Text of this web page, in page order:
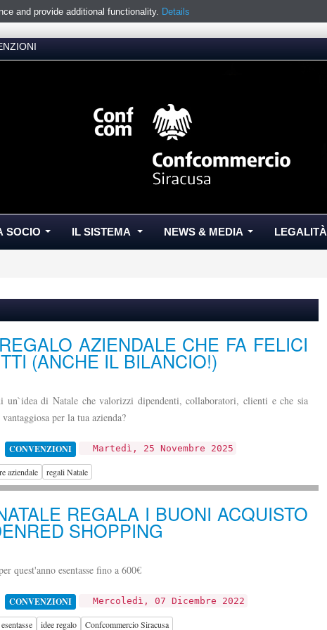
SOCIO IL SISTEMA NEWS & MEDIA LEGALITÀ
AZIENDALE CHE FA FELICI
(ANCHE IL BILANCIO!)
un`idea di Natale che valorizzi dipendenti, collaboratori, clienti e che sia
vantaggiosa per la tua azienda?
CONVENZIONI Martedì, 25 Novembre 2025
aziendale regali Natale
REGALA I BUONI ACQUISTO
SHOPPING
quest'anno esentasse fino a 600€
CONVENZIONI Mercoledì, 07 Dicembre 2022
esentasse idee regalo Confcommercio Siracusa
and provide additional functionality. Details